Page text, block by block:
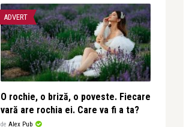
ADVERT
O rochie, o briză, o poveste. Fiecare
vară are rochia ei. Care va fi a ta?
de Alex Pub